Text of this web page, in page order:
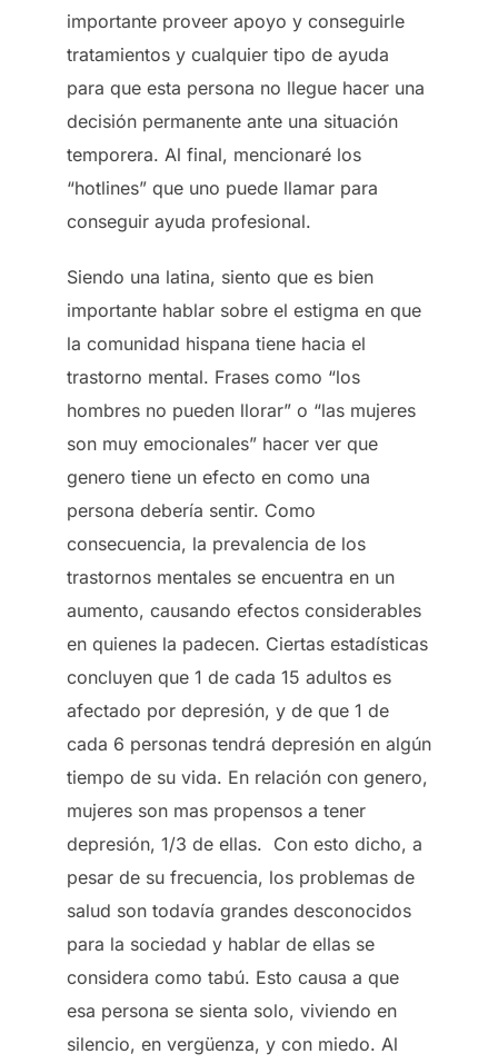
importante proveer apoyo y conseguirle
tratamientos y cualquier tipo de ayuda
para que esta persona no llegue hacer una
decisión permanente ante una situación
temporera. Al final, mencionaré los
“hotlines” que uno puede llamar para
conseguir ayuda profesional.
Siendo una latina, siento que es bien
importante hablar sobre el estigma en que
la comunidad hispana tiene hacia el
trastorno mental. Frases como “los
hombres no pueden llorar” o “las mujeres
son muy emocionales” hacer ver que
genero tiene un efecto en como una
persona debería sentir. Como
consecuencia, la prevalencia de los
trastornos mentales se encuentra en un
aumento, causando efectos considerables
en quienes la padecen. Ciertas estadísticas
concluyen que 1 de cada 15 adultos es
afectado por depresión, y de que 1 de
cada 6 personas tendrá depresión en algún
tiempo de su vida. En relación con genero,
mujeres son mas propensos a tener
depresión, 1/3 de ellas. Con esto dicho, a
pesar de su frecuencia, los problemas de
salud son todavía grandes desconocidos
para la sociedad y hablar de ellas se
considera como tabú. Esto causa a que
esa persona se sienta solo, viviendo en
silencio, en vergüenza, y con miedo. Al